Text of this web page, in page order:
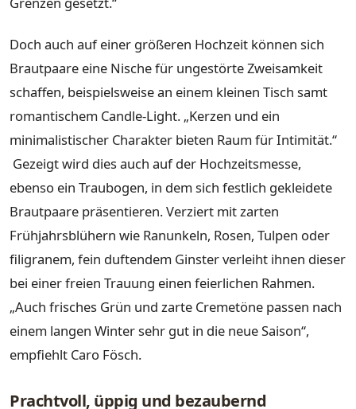
Doch auch auf einer größeren Hochzeit können sich
Brautpaare eine Nische für ungestörte Zweisamkeit
schaffen, beispielsweise an einem kleinen Tisch samt
romantischem Candle-Light. „Kerzen und ein
minimalistischer Charakter bieten Raum für Intimität.“
Gezeigt wird dies auch auf der Hochzeitsmesse,
ebenso ein Traubogen, in dem sich festlich gekleidete
Brautpaare präsentieren. Verziert mit zarten
Frühjahrsblühern wie Ranunkeln, Rosen, Tulpen oder
filigranem, fein duftendem Ginster verleiht ihnen dieser
bei einer freien Trauung einen feierlichen Rahmen.
„Auch frisches Grün und zarte Cremetöne passen nach
einem langen Winter sehr gut in die neue Saison“,
empfiehlt Caro Fösch.
Prachtvoll, üppig und bezaubernd